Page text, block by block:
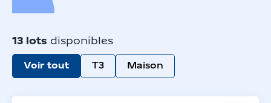
13 lots disponibles
Voir tout T3 Maison